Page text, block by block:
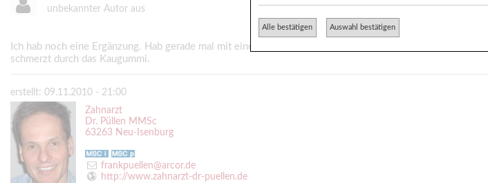
unbekannter Autor aus
Ich hab noch eine Ergänzung. Hab gerade mal mit einem Kaugummi getestet, was passiert, wenn ich
schmerzt durch das Kaugummi.
erstellt: 09.11.2010 - 21:00
Zahnarzt
Dr. Püllen MMSc
63263 Neu-Isenburg
frankpuellen@arcor.de
http://www.zahnarzt-dr-puellen.de
Alle bestätigen Auswahl bestätigen